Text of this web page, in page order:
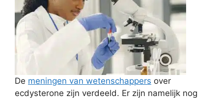
De meningen van wetenschappers over
ecdysterone zijn verdeeld. Er zijn namelijk nog